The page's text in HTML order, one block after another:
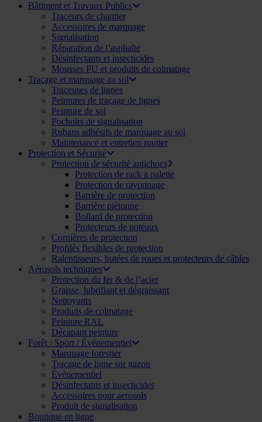
Bâtiment et Travaux Publics
Traceurs de chantier
Accessoires de marquage
Signalisation
Réparation de l’asphalte
Désinfectants et insecticides
Mousses PU et produits de colmatage
Traçage et marquage au sol
Traceuses de lignes
Peintures de traçage de lignes
Peinture de sol
Pochoirs de signalisation
Rubans adhésifs de marquage au sol
Maintenance et entretien routier
Protection et Sécurité
Protection de sécurité antichocs
Protection de rack a palette
Protection de rayonnage
Barrière de protection
Barrière piétonne
Bollard de protection
Protecteurs de poteaux
Cornières de protection
Profilés flexibles de protection
Ralentisseurs, butées de roues et protecteurs de câbles
Aérosols techniques
Protection du fer & de l’acier
Graisse, lubrifiant et dégraissant
Nettoyants
Produits de colmatage
Peinture RAL
Décapant peinture
Forêt / Sport / Évènementiel
Marquage forestier
Traçage de ligne sur gazon
Évènementiel
Désinfectants et insecticides
Accessoires pour aerosols
Produit de signalisation
Boutique en ligne